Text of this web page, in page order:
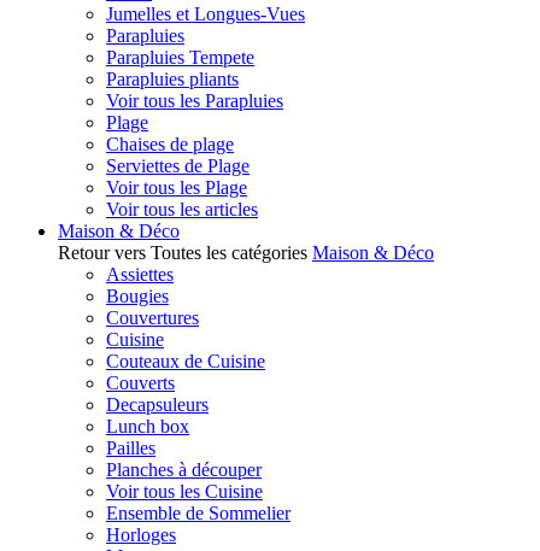
Jumelles et Longues-Vues
Parapluies
Parapluies Tempete
Parapluies pliants
Voir tous les Parapluies
Plage
Chaises de plage
Serviettes de Plage
Voir tous les Plage
Voir tous les articles
Maison & Déco
Retour vers Toutes les catégories Maison & Déco
Assiettes
Bougies
Couvertures
Cuisine
Couteaux de Cuisine
Couverts
Decapsuleurs
Lunch box
Pailles
Planches à découper
Voir tous les Cuisine
Ensemble de Sommelier
Horloges